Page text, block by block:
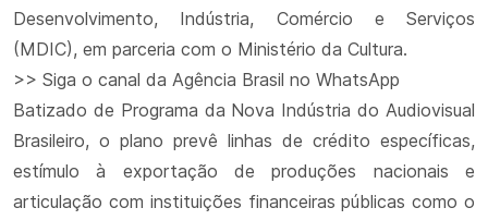
Desenvolvimento, Indústria, Comércio e Serviços
(MDIC), em parceria com o Ministério da Cultura.
>> Siga o canal da Agência Brasil no WhatsApp
Batizado de Programa da Nova Indústria do Audiovisual
Brasileiro, o plano prevê linhas de crédito específicas,
estímulo à exportação de produções nacionais e
articulação com instituições financeiras públicas como o